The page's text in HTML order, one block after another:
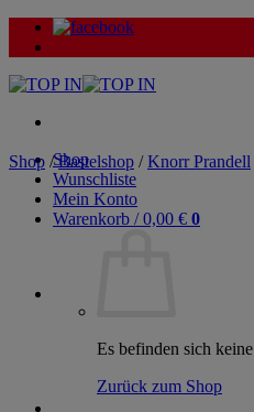
Zum
Inhalt
Shop
Wunschliste
Mein Konto
Warenkorb /0,00 € 0
Es befinden sich
Zurück zum Shop
Shop / Bastelshop / Knorr Prandell